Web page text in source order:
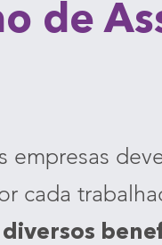
de
empresas
cada